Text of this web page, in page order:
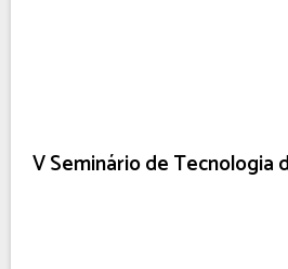
V Seminário de Tecnologia